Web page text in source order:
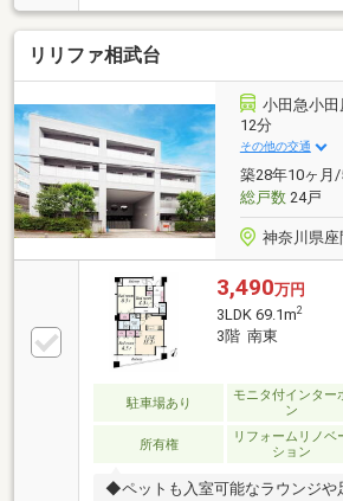
クッキングヒーター、BS・CS・
ー、宅配ボックス
リリファ相武台
小田急小
12分
その他の交通
築28年10ヶ月/
総戸数24戸
神奈川県座
3,490万円
3LDK 69.1m2
3階 南東
駐車場あり
モニタ付インター
ン
所有権
リフォームリノベ
ション
◆ペットも入室可能なラウンジや